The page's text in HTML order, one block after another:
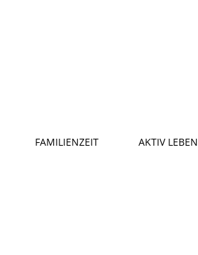
FAMILIENZEIT AKTIV LEBEN